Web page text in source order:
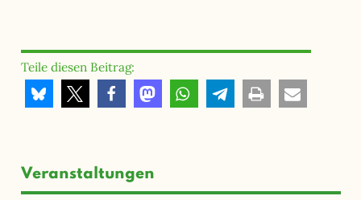
Teile diesen Beitrag:
Veranstaltungen